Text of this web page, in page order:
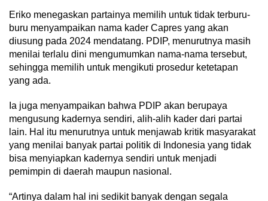
Eriko menegaskan partainya memilih untuk tidak terburu-
buru menyampaikan nama kader Capres yang akan
diusung pada 2024 mendatang. PDIP, menurutnya masih
menilai terlalu dini mengumumkan nama-nama tersebut,
sehingga memilih untuk mengikuti prosedur ketetapan
yang ada.
Ia juga menyampaikan bahwa PDIP akan berupaya
mengusung kadernya sendiri, alih-alih kader dari partai
lain. Hal itu menurutnya untuk menjawab kritik masyarakat
yang menilai banyak partai politik di Indonesia yang tidak
bisa menyiapkan kadernya sendiri untuk menjadi
pemimpin di daerah maupun nasional.
“Artinya dalam hal ini sedikit banyak dengan segala